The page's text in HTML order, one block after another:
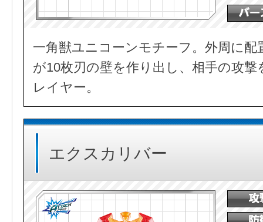
一角獣ユニコーンモチーフ。外周に
が10枚刃の壁を作り出し、相手の攻
レイヤー。
エクスカリバー